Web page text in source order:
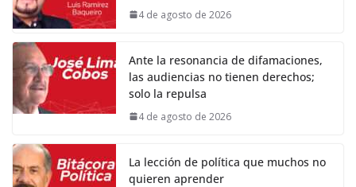
4 de agosto de 2026
Ante la resonancia de difamaciones,
las audiencias no tienen derechos;
solo la repulsa
4 de agosto de 2026
La lección de política que muchos no
quieren aprender